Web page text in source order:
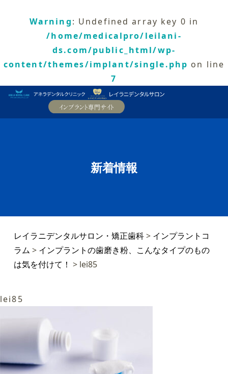
Warning: Undefined array key 0 in
/home/medicalpro/leilani-
ds.com/public_html/wp-
content/themes/implant/single.php on line
7
新着情報
レイラニデンタルサロン・矯正歯科> インプラントコ
ラム > インプラントの歯磨き粉、こんなタイプのもの
は気を付けて！ > lei85
lei85